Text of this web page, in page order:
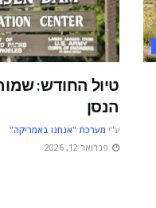
טיול החודש:
הנסן
ע"י מערכת "אנחנו באמריקה"
פברואר 12, 2026